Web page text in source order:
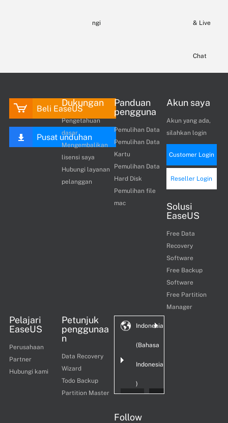
ngi & Live
Chat
Beli EaseUS
Pusat unduhan
Dukungan
Pengetahuan
dasar
Mengembalikan
lisensi saya
Hubungi layanan
pelanggan
Panduan
pengguna
Pemulihan Data
Pemulihan Data
Kartu
Pemulihan Data
Hard Disk
Pemulihan file
mac
Akun saya
Akun yang ada,
silahkan login
Customer Login
Reseller Login
Solusi
EaseUS
Free Data
Recovery
Software
Free Backup
Software
Free Partition
Manager
Pelajari
EaseUS
Perusahaan
Partner
Hubungi kami
Petunjuk
penggunaa
n
Data Recovery
Wizard
Todo Backup
Partition Master
Indonesia
(Bahasa
Indonesia
)
Follow